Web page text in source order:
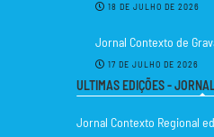
18 DE JULHO DE 2026
Jornal Contexto de
17 DE JULHO DE 2026
ULTIMAS EDIÇÕES -
Jornal Contexto Regional